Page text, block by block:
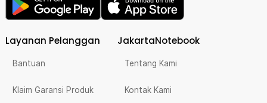
Layanan Pelanggan
Bantuan
Klaim Garansi Produk
JakartaNotebook
Tentang Kami
Kontak Kami